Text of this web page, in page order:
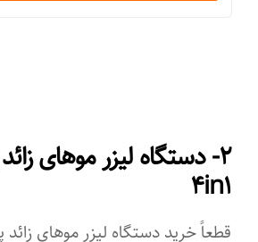
که به دلیل عوامل زیادی مانند روشنایی مانیتور و
شود. ۳. لطفاً خطای ۱-۳ سانتی متری را
فلاش مستقیماً آن را نبینید.
۲- دستگاه لیزر موهای
۴in۱